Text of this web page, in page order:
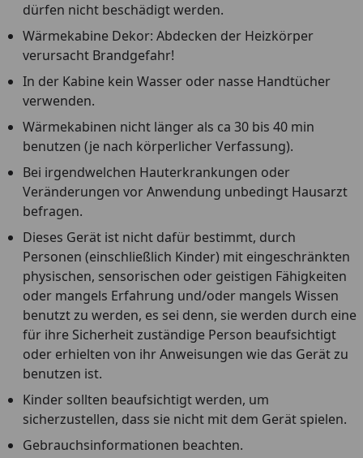
dürfen nicht beschädigt werden.
Wärmekabine Dekor: Abdecken der Heizkörper
verursacht Brandgefahr!
In der Kabine kein Wasser oder nasse Handtücher
verwenden.
Wärmekabinen nicht länger als ca 30 bis 40 min
benutzen (je nach körperlicher Verfassung).
Bei irgendwelchen Hauterkrankungen oder
Veränderungen vor Anwendung unbedingt Hausarzt
befragen.
Dieses Gerät ist nicht dafür bestimmt, durch
Personen (einschließlich Kinder) mit eingeschränkten
physischen, sensorischen oder geistigen Fähigkeiten
oder mangels Erfahrung und/oder mangels Wissen
benutzt zu werden, es sei denn, sie werden durch eine
für ihre Sicherheit zuständige Person beaufsichtigt
oder erhielten von ihr Anweisungen wie das Gerät zu
benutzen ist.
Kinder sollten beaufsichtigt werden, um
sicherzustellen, dass sie nicht mit dem Gerät spielen.
Gebrauchsinformationen beachten.